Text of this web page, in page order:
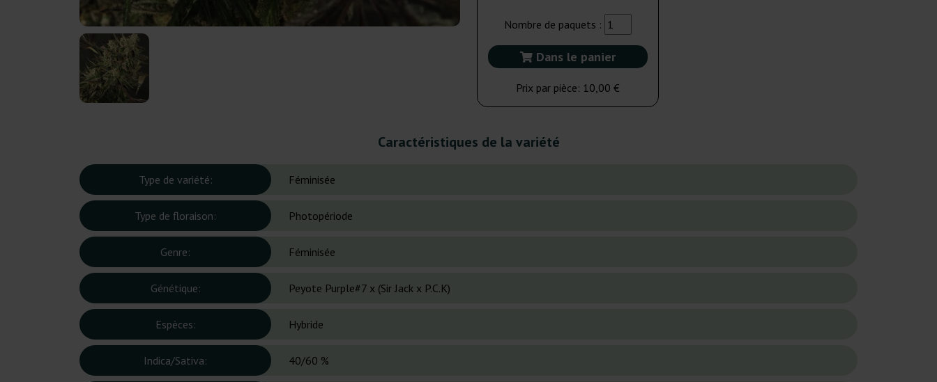
Nombre de paquets :
Dans le panier
Prix par pièce: 10,00 €
Caractéristiques de la variété
Type de variété: Féminisée
Type de floraison: Photopériode
Genre: Féminisée
Génétique: Peyote Purple#7 x (Sir Jack x P.C.K)
Espèces: Hybride
Indica/Sativa: 40/60 %